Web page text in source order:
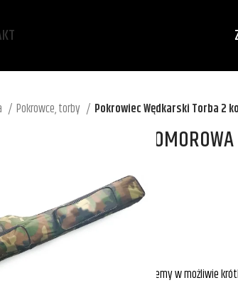
Pokrowce, torby Pokrowiec Wędkarski Torba 2
TORBA 2
PEWIEN ZAKUPU?
Z WSPARCIA NASZEGO DORADCY.
odpoczywamy. Napisz maila, odpowiemy w możliwie